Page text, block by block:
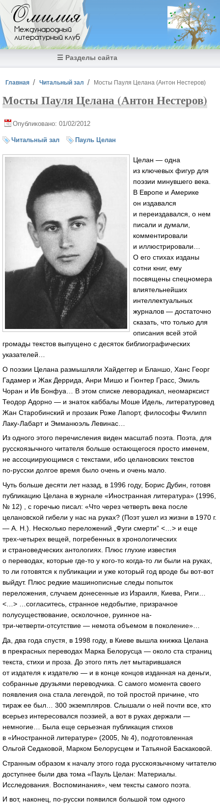
Перейти к основному содержанию
Омилия
Международный
литературный клуб
☰ Разделы сайта
Вы здесь
Главная Читальный зал Мосты Пауля Целана (Антон Нестеров)
Мосты Пауля Целана (Антон Нестеров)
Опубликовано: 01/02/2012
Читальный зал Пауль Целан
Целан — одна
из ключевых фигур для
поэзии минувшего века.
В Европе и Америке
он издавался
и переиздавался, о нем
писали и думали,
комментировали
и иллюстрировали…
О его стихах изданы
сотни книг, ему
посвящены спецномера
влиятельнейших
интеллектуальных
журналов — достаточно
сказать, что только для
описания всей этой
громады текстов выпущено с десяток библиографических
указателей…
О поэзии Целана размышляли Хайдеггер и Бланшо, Ханс Георг
Гадамер и Жак Деррида, Анри Мишо и Гюнтер Грасс, Эмиль
Чоран и Ив Бонфуа… В этом списке леворадикал, неомарксист
Теодор Адорно — и знаток каббалы Моше Идель, литературовед
Жан Старобинский и прозаик Роже Лапорт, философы Филипп
Лаку-Лабарти Эмманюэль Левинас…
Из одного этого перечисления виден масштаб поэта. Поэта, для
русскоязычного читателя больше остающегося просто именем,
не ассоциирующимся с текстами, ибо целановских текстов
по-русски долгое время было очень и очень мало.
Чуть больше десяти лет назад, в 1996 году, Борис Дубин, готовя
публикацию Целана в журнале «Иностранная литература» (1996,
№ 12) , с горечью писал: «Что через четверть века после
целановской гибели у нас на руках? (Поэт ушел из жизни в 1970 г.
— А. Н.). Несколько переложений „Фуги смерти“ <…> и еще
трех-четырех вещей, погребенных в хронологических
и страноведческих антологиях. Плюс глухие известия
о переводах, которые где-то у кого-то когда-то ли были на руках,
то ли готовятся к публикации и уже который год вроде бы вот-вот
выйдут. Плюс редкие машинописные следы попыток
переложения, случаем донесенные из Израиля, Киева, Риги…
<…> …согласитесь, странное недобытие, призрачное
полусуществование, осколочное, руинное на-
три-четверти-отсутствие — немота объемом в поколение»…
Да, два года спустя, в 1998 году, в Киеве вышла книжка Целана
в прекрасных переводах Марка Белорусца — около ста страниц
текста, стихи и проза. До этого пять лет мытарившаяся
от издателя к издателю — и в конце концов изданная на деньги,
собранные друзьями переводчика. С самого момента своего
появления она стала легендой, по той простой причине, что
тираж ее был… 300 экземпляров. Слышали о ней почти все, кто
всерьез интересовался поэзией, а вот в руках держали —
немногие… Была еще серьезная публикация стихов
в «Иностранной литературе» (2005, № 4), подготовленная
Ольгой Седаковой, Марком Белорусцем и Татьяной Баскаковой.
Странным образом к началу этого года русскоязычному читателю
доступнее были два тома «Пауль Целан: Материалы.
Исследования. Воспоминания», чем тексты самого поэта.
И вот, наконец, по-русски появился большой том одного